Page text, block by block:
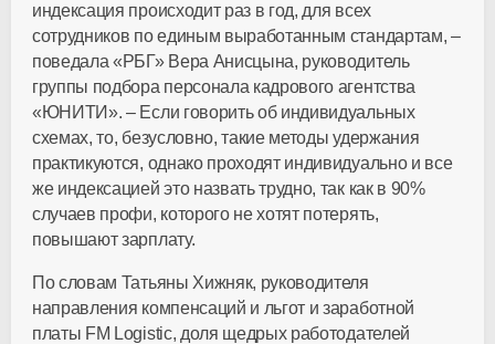
индексация происходит раз в год, для всех
сотрудников по единым выработанным стандартам, –
поведала «РБГ» Вера Анисцына, руководитель
группы подбора персонала кадрового агентства
«ЮНИТИ». – Если говорить об индивидуальных
схемах, то, безусловно, такие методы удержания
практикуются, однако проходят индивидуально и все
же индексацией это назвать трудно, так как в 90%
случаев профи, которого не хотят потерять,
повышают зарплату.
По словам Татьяны Хижняк, руководителя
направления компенсаций и льгот и заработной
платы FM Logistic, доля щедрых работодателей